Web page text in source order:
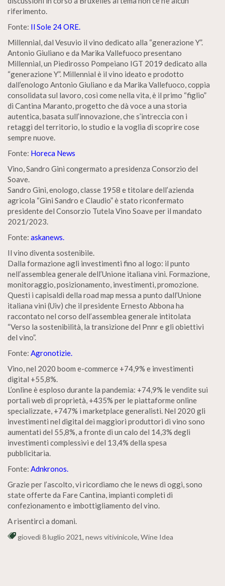
riferimento.
Fonte: Il Sole 24 ORE.
Millennial, dal Vesuvio il vino dedicato alla “generazione Y”.
Antonio Giuliano e da Marika Vallefuoco presentano
Millennial, un Piedirosso Pompeiano IGT 2019 dedicato alla
“generazione Y”. Millennial è il vino ideato e prodotto
dall’enologo Antonio Giuliano e da Marika Vallefuoco, coppia
consolidata sul lavoro, così come nella vita, è il primo “figlio”
di Cantina Maranto, progetto che dà voce a una storia
autentica, basata sull’innovazione, che s’intreccia con i
retaggi del territorio, lo studio e la voglia di scoprire cose
sempre nuove.
Fonte: Horeca News
Vino, Sandro Gini congermato a presidenza Consorzio del
Soave.
Sandro Gini, enologo, classe 1958 e titolare dell’azienda
agricola “Gini Sandro e Claudio” è stato riconfermato
presidente del Consorzio Tutela Vino Soave per il mandato
2021/2023.
Fonte: askanews.
Il vino diventa sostenibile.
Dalla formazione agli investimenti fino al logo: il punto
nell’assemblea generale dell’Unione italiana vini. Formazione,
monitoraggio, posizionamento, investimenti, promozione.
Questi i capisaldi della road map messa a punto dall’Unione
italiana vini (Uiv) che il presidente Ernesto Abbona ha
raccontato nel corso dell’assemblea generale intitolata
“Verso la sostenibilità, la transizione del Pnnr e gli obiettivi
del vino”.
Fonte: Agronotizie.
Vino, nel 2020 boom e-commerce +74,9% e investimenti
digital +55,8%.
L’online è esploso durante la pandemia: +74,9% le vendite sui
portali web di proprietà, +435% per le piattaforme online
specializzate, +747% i marketplace generalisti. Nel 2020 gli
investimenti nel digital dei maggiori produttori di vino sono
aumentati del 55,8%, a fronte di un calo del 14,3% degli
investimenti complessivi e del 13,4% della spesa
pubblicitaria.
Fonte: Adnkronos.
Grazie per l’ascolto, vi ricordiamo che le news di oggi, sono
state offerte da Fare Cantina, impianti completi di
confezionamento e imbottigliamento del vino.
A risentirci a domani.
giovedì 8 luglio 2021, news vitivinicole, Wine Idea